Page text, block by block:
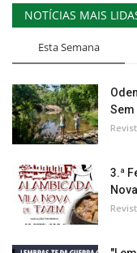
NOTÍCIAS MAIS
Esta Semana
Sem
3.ª